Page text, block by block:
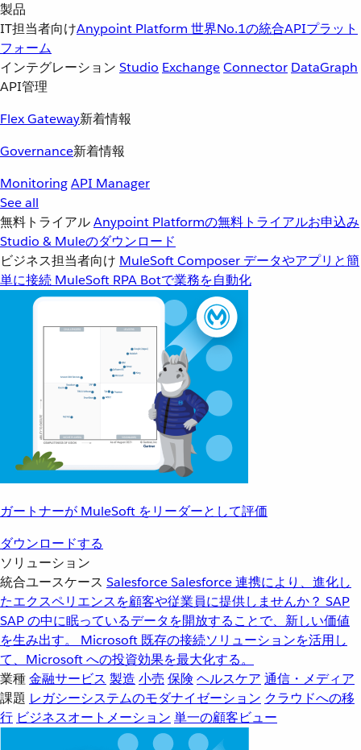
製品
IT担当者向けAnypoint Platform 世界No.1の統合APIプラット
フォーム
インテグレーション Studio ExchangeConnector DataGraph
API管理
Flex Gateway新着情報
Governance新着情報
MonitoringAPI Manager
See all
無料トライアルAnypoint Platformの無料トライアルお申込み
Studio & Muleのダウンロード
ビジネス担当者向け MuleSoft Composer データやアプリと簡
単に接続 MuleSoft RPA Botで業務を自動化
ガートナーが MuleSoft をリーダーとして評価
ダウンロードする
ソリューション
統合ユースケース SalesforceSalesforce 連携により、進化し
たエクスペリエンスを顧客や従業員に提供しませんか？ SAP
SAP の中に眠っているデータを開放することで、新しい価値
を生み出す。
Microsoft 既存の接続ソリューションを活用し
て、Microsoft への投資効果を最大化する。
業種金融サービス 製造 小売 保険 ヘルスケア 通信・メディア
課題 レガシーシステムのモダナイゼーション クラウドへの移
行 ビジネスオートメーション 単一の顧客ビュー